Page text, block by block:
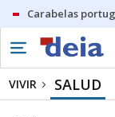
Carabelas
VIVIR SALUD